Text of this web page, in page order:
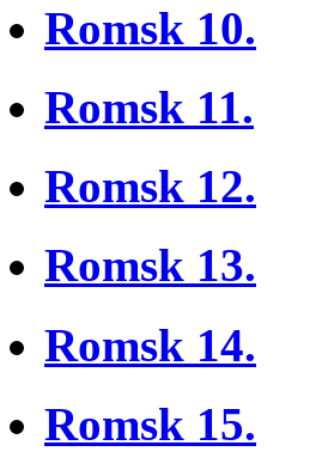
Romsk 10.
Romsk 11.
Romsk 12.
Romsk 13.
Romsk 14.
Romsk 15.